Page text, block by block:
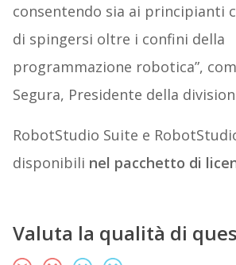
consentendo sia ai principianti
di spingersi oltre i confini della
programmazione robotica”,
Segura, Presidente della
RobotStudio Suite e
disponibili nel pacchetto di
Valuta la qualità di